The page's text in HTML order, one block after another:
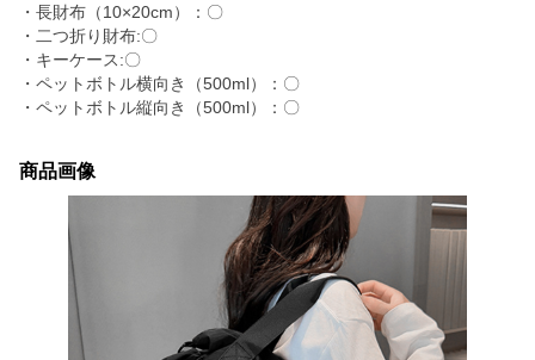
・長財布（10×20cm）：〇
・二つ折り財布:〇
・キーケース:〇
・ペットボトル横向き（500ml）：〇
・ペットボトル縦向き（500ml）：〇
商品画像